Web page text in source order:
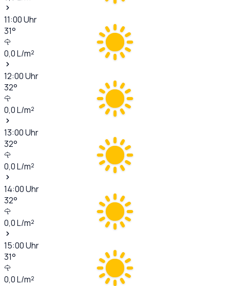
11:00Uhr
31°
0,0L/m²
12:00Uhr
32°
0,0L/m²
13:00Uhr
32°
0,0L/m²
14:00Uhr
32°
0,0L/m²
15:00Uhr
31°
0,0L/m²